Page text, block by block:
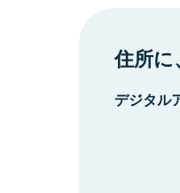
住所に
デジタル